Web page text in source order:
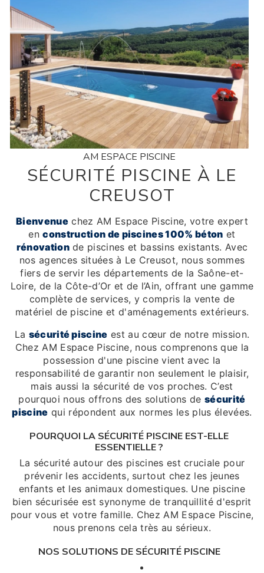
AM ESPACE PISCINE
SÉCURITÉ PISCINE À LE
CREUSOT
Bienvenue chez AM Espace Piscine, votre expert
enconstruction de piscines 100% béton et
rénovationde piscines et bassins existants. Avec
nos agences situées à Le Creusot, nous sommes
fiers de servir les départements de la Saône-et-
Loire, de la Côte-d’Or et de l’Ain, offrant une gamme
complète de services, y compris la vente de
matériel de piscine et d'aménagements extérieurs.
La sécurité piscine est au cœur de notre mission.
Chez AM Espace Piscine, nous comprenons que la
possession d'une piscine vient avec la
responsabilité de garantir non seulement le plaisir,
mais aussi la sécurité de vos proches. C’est
pourquoi nous offrons des solutions de sécurité
piscine qui répondent aux normes les plus élevées.
POURQUOI LA SÉCURITÉ PISCINE EST-ELLE
ESSENTIELLE ?
La sécurité autour des piscines est cruciale pour
prévenir les accidents, surtout chez les jeunes
enfants et les animaux domestiques. Une piscine
bien sécurisée est synonyme de tranquillité d'esprit
pour vous et votre famille. Chez AM Espace Piscine,
nous prenons cela très au sérieux.
NOS SOLUTIONS DE SÉCURITÉ PISCINE